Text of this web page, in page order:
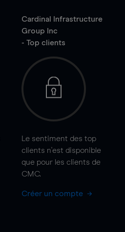
Cardinal Infrastructure
Group Inc
- Top clients
Le sentiment des top
clients n'est disponible
que pour les clients de
CMC.
Créer un compte